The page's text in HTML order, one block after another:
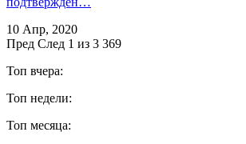
10 Апр, 2020
Пред След 1 из 3 369
Топ вчера:
Топ недели:
Топ месяца: